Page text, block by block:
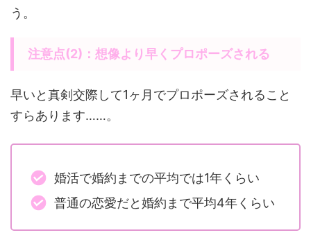
う。
注意点(2)：想像より早くプロポーズされる
早いと真剣交際して1ヶ月でプロポーズされること
すらあります……。
婚活で婚約までの平均では1年くらい
普通の恋愛だと婚約まで平均4年くらい